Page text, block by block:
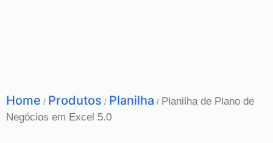
Home / Produtos / Planilha / Planilha de Plano de
Negócios em Excel 5.0